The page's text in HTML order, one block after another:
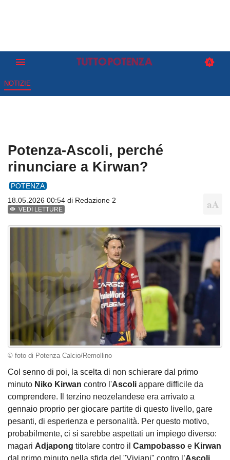
NOTIZIE
Potenza-Ascoli, perché
rinunciare a Kirwan?
POTENZA
18.05.2026 00:54 di Redazione 2
VEDI LETTURE
© foto di Potenza Calcio/Remollino
Col senno di poi, la scelta di non schierare dal primo
minuto Niko Kirwan contro l'Ascoli appare difficile da
comprendere. Il terzino neozelandese era arrivato a
gennaio proprio per giocare partite di questo livello, gare
pesanti, di esperienza e personalità. Per questo motivo,
probabilmente, ci si sarebbe aspettati un impiego diverso:
magari Adjapong titolare contro il Campobasso e Kirwan
dal primo minuto nella sfida del "Viviani" contro l’Ascoli